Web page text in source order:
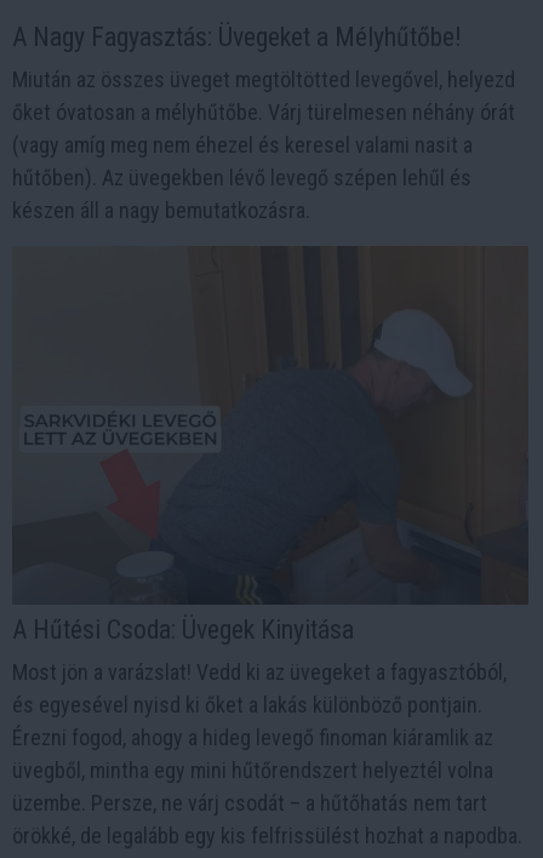
A Nagy Fagyasztás: Üvegeket a Mélyhűtőbe!
Miután az összes üveget megtöltötted levegővel, helyezd
őket óvatosan a mélyhűtőbe. Várj türelmesen néhány órát
(vagy amíg meg nem éhezel és keresel valami nasit a
hűtőben). Az üvegekben lévő levegő szépen lehűl és
készen áll a nagy bemutatkozásra.
A Hűtési Csoda: Üvegek Kinyitása
Most jön a varázslat! Vedd ki az üvegeket a fagyasztóból,
és egyesével nyisd ki őket a lakás különböző pontjain.
Érezni fogod, ahogy a hideg levegő finoman kiáramlik az
üvegből, mintha egy mini hűtőrendszert helyeztél volna
üzembe. Persze, ne várj csodát – a hűtőhatás nem tart
örökké, de legalább egy kis felfrissülést hozhat a napodba.